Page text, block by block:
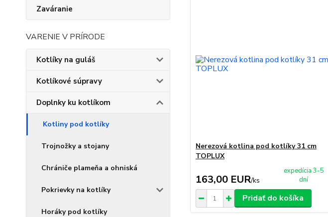
Zaváranie
VARENIE V PRÍRODE
Kotlíky na guláš
Kotlíkové súpravy
Doplnky ku kotlíkom
Kotliny pod kotlíky
Trojnožky a stojany
Chrániče plameňa a ohniská
Pokrievky na kotlíky
Horáky pod kotlíky
Nerezová kotlina pod kotlíky 31 cm
TOPLUX
163,00 EUR/ks
expedícia 3-5
dní
Pridať do košíka